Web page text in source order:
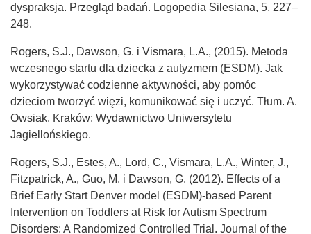
dyspraksja. Przegląd badań. Logopedia Silesiana, 5, 227–
248.
Rogers, S.J., Dawson, G. i Vismara, L.A., (2015). Metoda
wczesnego startu dla dziecka z autyzmem (ESDM). Jak
wykorzystywać codzienne aktywności, aby pomóc
dzieciom tworzyć więzi, komunikować się i uczyć. Tłum. A.
Owsiak. Kraków: Wydawnictwo Uniwersytetu
Jagiellońskiego.
Rogers, S.J., Estes, A., Lord, C., Vismara, L.A., Winter, J.,
Fitzpatrick, A., Guo, M. i Dawson, G. (2012). Effects of a
Brief Early Start Denver model (ESDM)-based Parent
Intervention on Toddlers at Risk for Autism Spectrum
Disorders: A Randomized Controlled Trial. Journal of the